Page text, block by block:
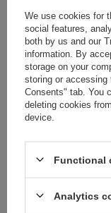
Questions
Est-ce que ça
Le cadre, la
Seules les cales
technique elles
Non. Le kit contient
CNC en aluminium.
We use cookies for
social features,
both by us and our
information. By
storage on your
storing or accessing
Consents" tab. You
deleting cookies
device.
Functional
Analytics